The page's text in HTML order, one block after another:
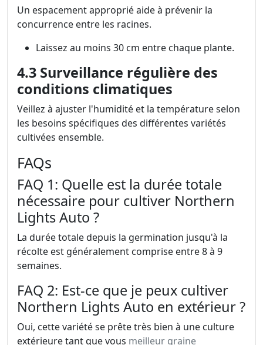
Un espacement approprié aide à prévenir la
concurrence entre les racines.
Laissez au moins 30 cm entre chaque plante.
4.3 Surveillance régulière des
conditions climatiques
Veillez à ajuster l'humidité et la température selon
les besoins spécifiques des différentes variétés
cultivées ensemble.
FAQs
FAQ 1: Quelle est la durée totale
nécessaire pour cultiver Northern
Lights Auto ?
La durée totale depuis la germination jusqu'à la
récolte est généralement comprise entre 8 à 9
semaines.
FAQ 2: Est-ce que je peux cultiver
Northern Lights Auto en extérieur ?
Oui, cette variété se prête très bien à une culture
extérieure tant que vous meilleur graine